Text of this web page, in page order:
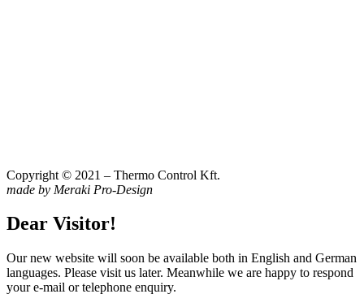
Copyright © 2021 – Thermo Control Kft.
made by Meraki Pro-Design
Dear Visitor!
Our new website will soon be available both in English and German
languages. Please visit us later. Meanwhile we are happy to respond
your e-mail or telephone enquiry.